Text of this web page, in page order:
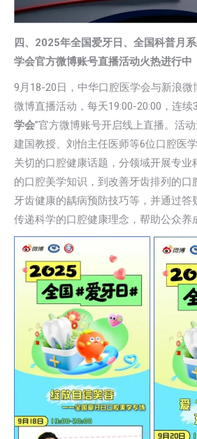
四、2025年全国爱牙日、全国科普月
学会官方微博账号直播活动火热进行中
9月18-20日，中华口腔医学会与新浪微
微博直播活动，每天19:00-20:00，连续
学会”官方微博账号开启线上直播。活
建国教授、刘怡主任医师等6位口腔医
关切的口腔健康话题，分领域开展专业
的口腔美学知识，到改善牙齿排列的口
牙齿健康的龋病预防技巧等，并通过答
传递科学的口腔健康理念，帮助公众养